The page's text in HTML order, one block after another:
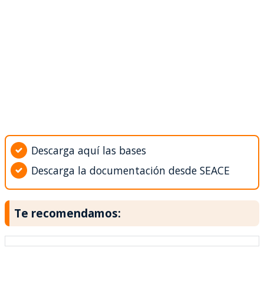
Descarga aquí las bases
Descarga la documentación desde SEACE
Te recomendamos: